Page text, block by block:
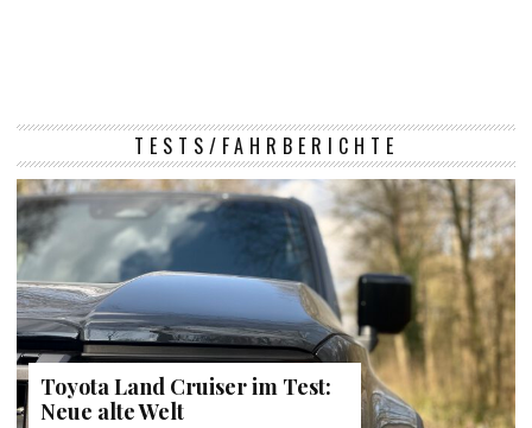
TESTS/FAHRBERICHTE
Toyota Land Cruiser im Test:
Neue alte Welt